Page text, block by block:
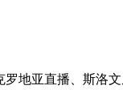
地亚直播、斯洛